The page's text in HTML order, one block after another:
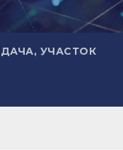
ДАЧА, УЧАСТОК